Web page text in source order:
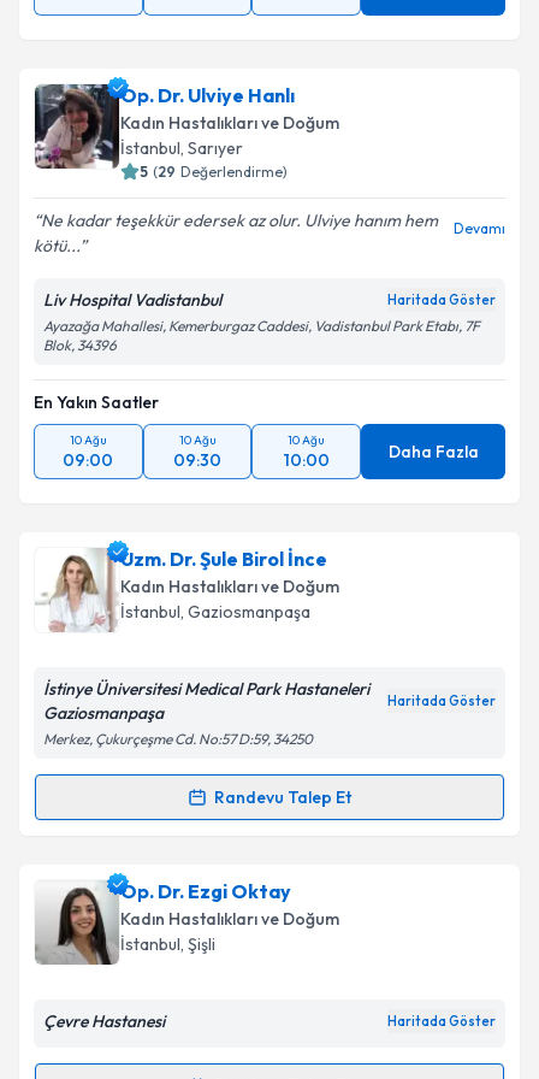
Op. Dr. Ulviye Hanlı
Kadın Hastalıkları ve Doğum
İstanbul, Sarıyer
5 (29 Değerlendirme)
Ne kadar teşekkür edersek az olur. Ulviye hanım hem
kötü...
Devamı
Liv Hospital Vadistanbul Haritada Göster
Ayazağa Mahallesi, Kemerburgaz Caddesi, Vadistanbul Park Etabı, 7F
Blok, 34396
En Yakın Saatler
10 Ağu
09:00
10 Ağu
09:30
10 Ağu
10:00 Daha Fazla
Uzm. Dr. Şule Birol İnce
Kadın Hastalıkları ve Doğum
İstanbul, Gaziosmanpaşa
İstinye Üniversitesi Medical Park Hastaneleri
Gaziosmanpaşa
Haritada Göster
Merkez, Çukurçeşme Cd. No:57 D:59, 34250
Randevu Talep Et
Randevu Takvimi Talebi
Uzm. Dr. Şule Birol İnceiçin randevu takvimi talebi
oluşturun. Size bu uzmandan randevu almanız için bir
takvim hazırlandığında e-posta ile bilgilendireceğiz.
Op. Dr. Ezgi Oktay
Kadın Hastalıkları ve Doğum
İstanbul, Şişli
Çevre Hastanesi Haritada Göster